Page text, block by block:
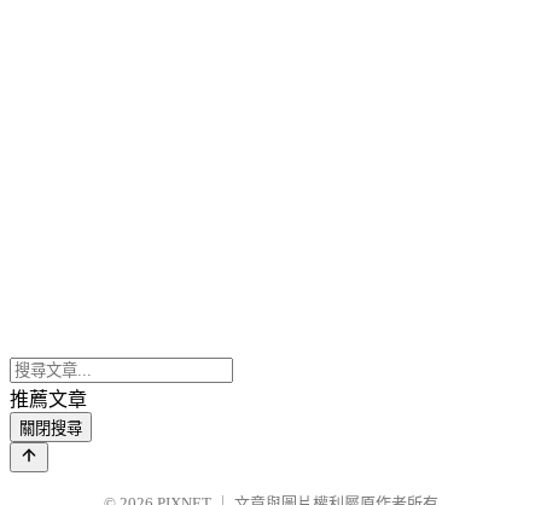
推薦文章
關閉搜尋